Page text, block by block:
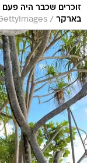
זוכרים שכבר היה
בארקר /